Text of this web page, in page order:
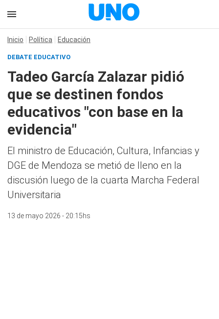
Inicio Política Educación
DEBATE EDUCATIVO
Tadeo García Zalazar pidió
que se destinen fondos
educativos "con base en la
evidencia"
El ministro de Educación, Cultura, Infancias y
DGE de Mendoza se metió de lleno en la
discusión luego de la cuarta Marcha Federal
Universitaria
13 de mayo 2026 - 20:15hs